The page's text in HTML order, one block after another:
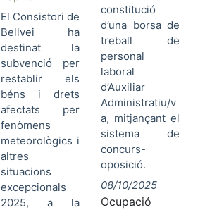
El Consistori de
Bellvei ha
destinat la
subvenció per
restablir els
béns i drets
afectats per
fenòmens
meteorològics i
altres
situacions
excepcionals
2025, a la
constitució
d’una borsa de
treball de
personal
laboral
d’Auxiliar
Administratiu/v
a, mitjançant el
sistema de
concurs-
oposició.
08/10/2025
Ocupació